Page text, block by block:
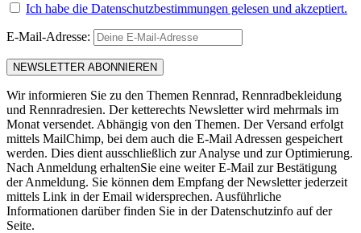
Ich habe die Datenschutzbestimmungen gelesen und akzeptiert.
E-Mail-Adresse:
Wir informieren Sie zu den Themen Rennrad, Rennradbekleidung
und Rennradresien. Der ketterechts Newsletter wird mehrmals im
Monat versendet. Abhängig von den Themen. Der Versand erfolgt
mittels MailChimp, bei dem auch die E-Mail Adressen gespeichert
werden. Dies dient ausschließlich zur Analyse und zur Optimierung.
Nach Anmeldung erhaltenSie eine weiter E-Mail zur Bestätigung
der Anmeldung. Sie können dem Empfang der Newsletter jederzeit
mittels Link in der Email widersprechen. Ausführliche
Informationen darüber finden Sie in der Datenschutzinfo auf der
Seite.